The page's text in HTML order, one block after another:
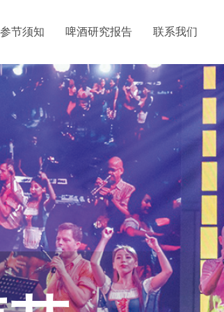
参节须知 啤酒研究报告 联系我们